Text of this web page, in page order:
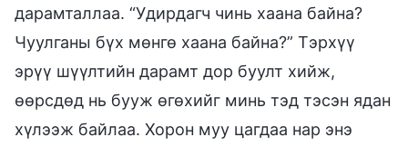
дарамталлаа. “Удирдагч чинь хаана байна?
Чуулганы бүх мөнгө хаана байна?” Тэрхүү
эрүү шүүлтийн дарамт дор буулт хийж,
өөрсдөд нь бууж өгөхийг минь тэд тэсэн ядан
хүлээж байлаа. Хорон муу цагдаа нар энэ